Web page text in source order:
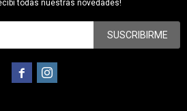
todas nuestras novedades!
SUSCRIBIRME
 